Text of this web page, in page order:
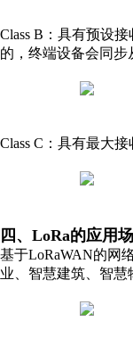
Class B：具有预设
的，终端设备会同步
Class C：具有最大
四、LoRa的应用
基于LoRaWAN的网
业、智慧建筑、智慧